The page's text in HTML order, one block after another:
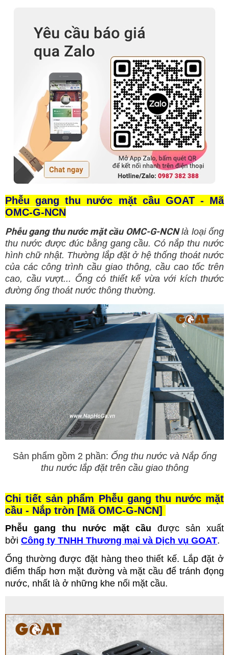
Phễu gang thu nước mặt cầu GOAT - Mã
OMC-G-NCN
Phễu gang thu nước mặt cầu OMC-G-NCNlà loại ống
thu nước được đúc bằng gang cầu. Có nắp thu nước
hình chữ nhật. Thường lắp đặt ở hệ thống thoát nước
của các công trình cầu giao thông, cầu cao tốc trên
cao, cầu vượt... Ống có thiết kế vừa với kích thước
đường ống thoát nước thông thường.
Sản phẩm gồm 2 phần: Ống thu nước và Nắp ống
thu nước lắp đặt trên cầu giao thông
Chi tiết sản phẩm Phễu gang thu nước mặt
cầu - Nắp tròn [Mã OMC-G-NCN]
Phễu gang thu nước mặt cầu được sản xuất
bởi Công ty TNHH Thương mại và Dịch vụ GOAT.
Ống thường được đặt hàng theo thiết kế. Lắp đặt ở
điểm thấp hơn mặt đường và mặt cầu để tránh đọng
nước, nhất là ở những khe nối mặt cầu.